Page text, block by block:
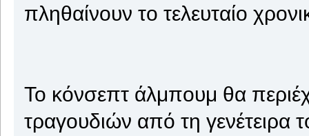
πληθαίνουν το τελευταίο
Το κόνσεπτ άλμπουμ θα
τραγουδιών από τη γενέτειρα